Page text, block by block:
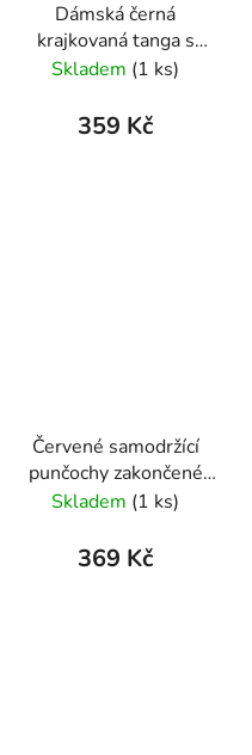
Dámská černá
krajkovaná tanga s
dráždivými perličkami v
Skladem (1 ks)
359 Kč
Červené samodržící
punčochy zakončené
krajkou
Skladem (1 ks)
369 Kč